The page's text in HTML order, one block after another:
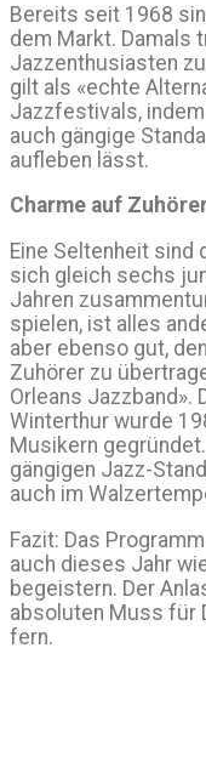
Bereits seit 1968
dem Markt. Damals
Jazzenthusiasten
gilt als «echte
Jazzfestivals,
auch gängige
aufleben lässt.
Charme auf
Eine Seltenheit sind
sich gleich sechs
Jahren
spielen, ist alles
aber ebenso gut,
Zuhörer zu
Orleans Jazzband».
Winterthur wurde
Musikern
gängigen Jazz-
auch im
Fazit: Das
auch dieses Jahr
begeistern. Der
absoluten Muss für
fern.